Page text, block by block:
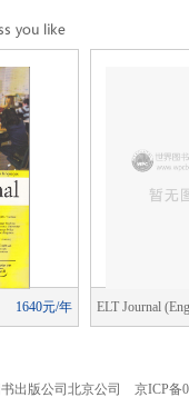
1640元/年 ELT Journal
出版公司北京公司 京ICP备